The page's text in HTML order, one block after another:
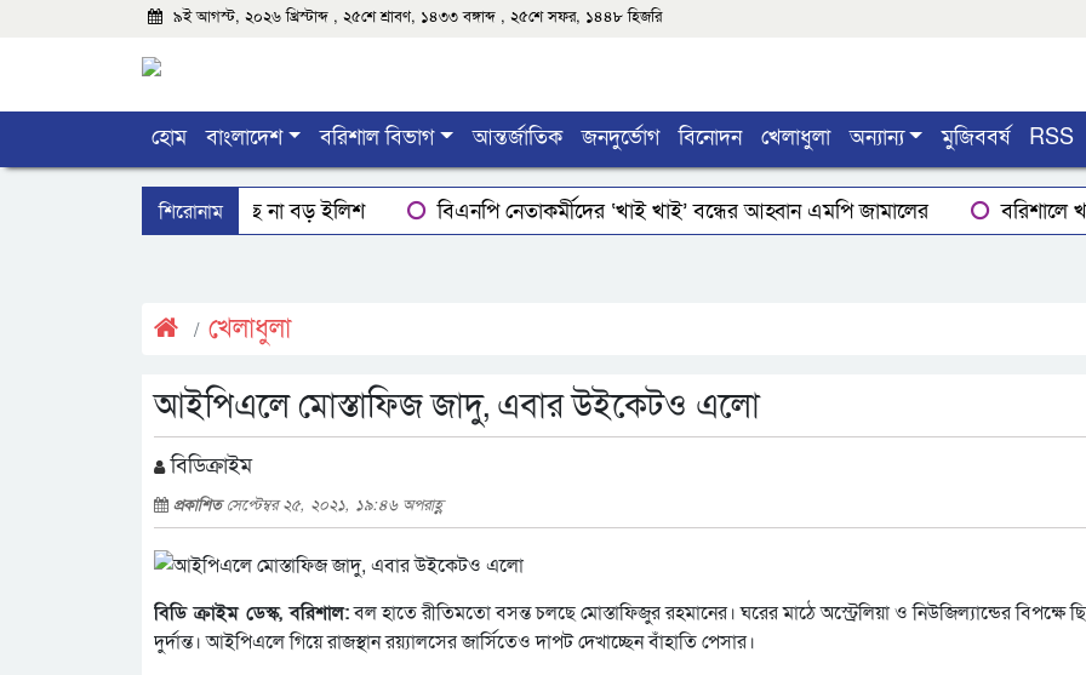
৯ই আগস্ট, ২০২৬ খ্রিস্টাব্দ , ২৫শে শ্রাবণ, ১৪৩৩ বঙ্গাব্দ , ২৫শে সফর, ১৪৪৮ হিজরি
হোম বাংলাদেশ বরিশাল বিভাগ আন্তর্জাতিক জনদুর্ভোগ বিনোদন খেলাধুলা অন্যান্য মুজিববর্ষ RSS
শিরোনাম
বরিশালে মিলছে না বড় ইলিশ বিএনপি নেতাকর্মীদের ‘খাই খাই’ বন্ধের আহ্বান এমপি জামালের বরিশালে
খেলাধুলা
আইপিএলে মোস্তাফিজ জাদু, এবার উইকেটও এলো
বিডিক্রাইম
প্রকাশিতসেপ্টেম্বর ২৫, ২০২১, ১৯:৪৬ অপরাহ্ণ
বিডি ক্রাইম ডেস্ক, বরিশাল:বল হাতে রীতিমতো বসন্ত চলছে মোস্তাফিজুর রহমানের। ঘরের মাঠে অস্ট্রেলিয়া ও নিউজিল্যান্ডের বিপক্ষে
দুর্দান্ত। আইপিএলে গিয়ে রাজস্থান রয়্যালসের জার্সিতেও দাপট দেখাচ্ছেন বাঁহাতি পেসার।